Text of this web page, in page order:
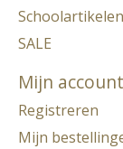
Schoolartikelen
SALE
Mijn account
Registreren
Mijn